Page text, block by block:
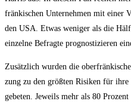
frän­ki­schen Unter­neh­men mit einer
den USA. Etwas weni­ger als die
ein­zel­ne Befrag­te pro­gnos­ti­zie­ren
Zusätz­lich wur­den die
zung zu den größ­ten Risi­ken für
gebe­ten. Jeweils mehr als 80